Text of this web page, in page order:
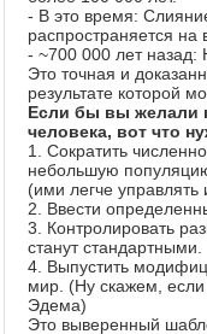
- В это время:
распространяется на
- ~700 000 лет назад:
Это точная и
результате которой
Если бы вы желали
человека, вот что
1. Сократить
небольшую
(ими легче управлять
2. Ввести
3. Контролировать
станут стандартными.
4. Выпустить
мир. (Ну скажем,
Эдема)
Это выверенный